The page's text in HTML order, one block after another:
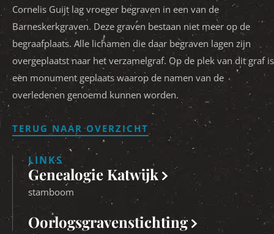
Cornelis Guijt lag vroeger begraven in een van de
Barneskerkgraven. Deze graven bestaan niet meer op de
begraafplaats. Alle lichamen die daar begraven lagen zijn
overgeplaatst naar het verzamelgraf. Op de plek van dit graf is
een monument geplaats waarop de namen van de
overledenen genoemd kunnen worden.
TERUG NAAR OVERZICHT
LINKS
Genealogie Katwijk
stamboom
Oorlogsgravenstichting